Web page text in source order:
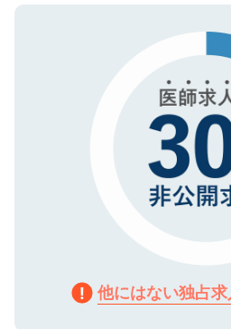
で、機密保持に関して
ので、まずはご登録く
他にはない独占